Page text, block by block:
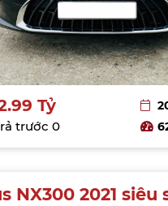
Tỷ
trước0
NX300 2021 siêu